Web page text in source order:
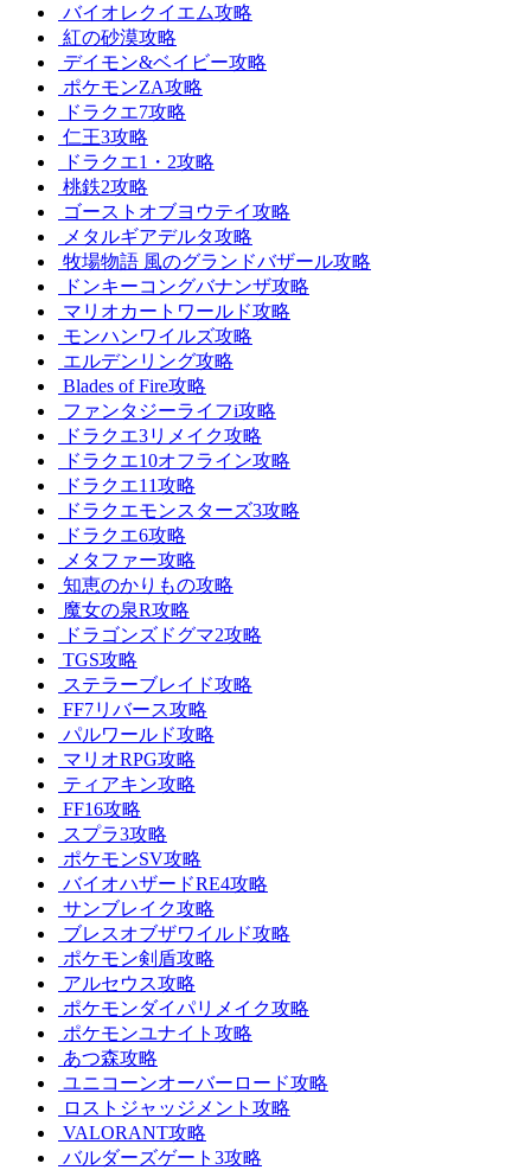
バイオレクイエム攻略
紅の砂漠攻略
デイモン&ベイビー攻略
ポケモンZA攻略
ドラクエ7攻略
仁王3攻略
ドラクエ1・2攻略
桃鉄2攻略
ゴーストオブヨウテイ攻略
メタルギアデルタ攻略
牧場物語 風のグランドバザール攻略
ドンキーコングバナンザ攻略
マリオカートワールド攻略
モンハンワイルズ攻略
エルデンリング攻略
Blades of Fire攻略
ファンタジーライフi攻略
ドラクエ3リメイク攻略
ドラクエ10オフライン攻略
ドラクエ11攻略
ドラクエモンスターズ3攻略
ドラクエ6攻略
メタファー攻略
知恵のかりもの攻略
魔女の泉R攻略
ドラゴンズドグマ2攻略
TGS攻略
ステラーブレイド攻略
FF7リバース攻略
パルワールド攻略
マリオRPG攻略
ティアキン攻略
FF16攻略
スプラ3攻略
ポケモンSV攻略
バイオハザードRE4攻略
サンブレイク攻略
ブレスオブザワイルド攻略
ポケモン剣盾攻略
アルセウス攻略
ポケモンダイパリメイク攻略
ポケモンユナイト攻略
あつ森攻略
ユニコーンオーバーロード攻略
ロストジャッジメント攻略
VALORANT攻略
バルダーズゲート3攻略